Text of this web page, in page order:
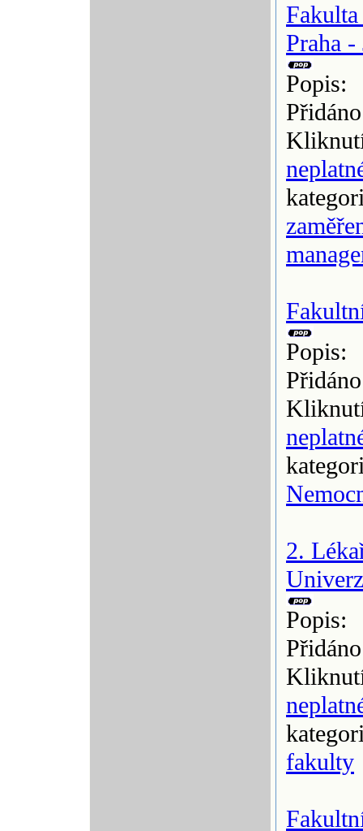
Praha
Popis:
Popis:
2.
Popis:
fakulty